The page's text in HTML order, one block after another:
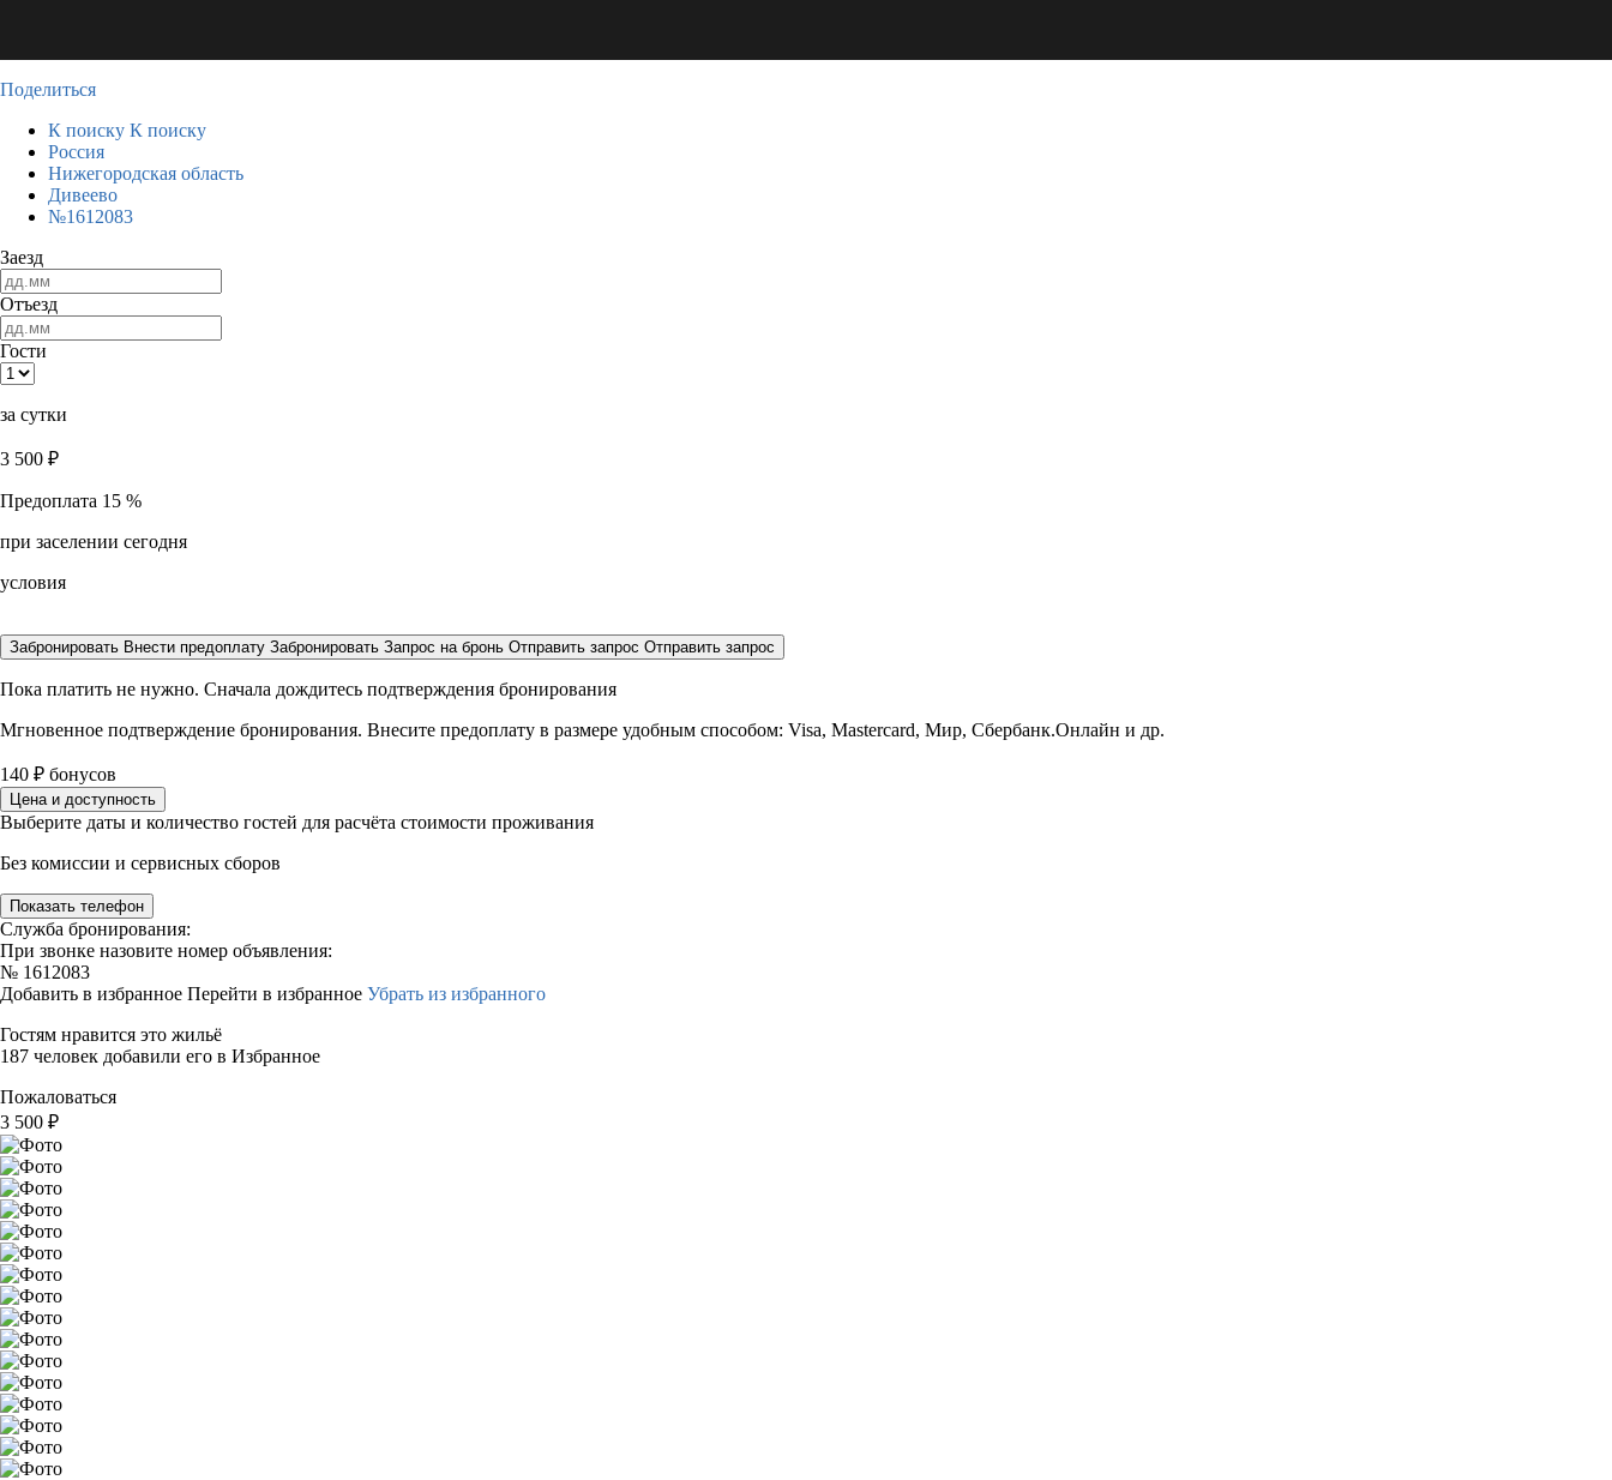
Поделиться
К поиску К поиску
Россия
Нижегородская область
Дивеево
№1612083
Заезд
Отъезд
Гости
за сутки
3 500 ₽
Предоплата 15 %
при заселении сегодня
условия
Забронировать Внести предоплату Забронировать Запрос на бронь Отправить запрос Отправить запрос
Пока платить не нужно. Сначала дождитесь подтверждения бронирования
Мгновенное подтверждение бронирования. Внесите предоплату в размере удобным способом: Visa, Mastercard, Мир, Сбербанк.Онлайн и др.
140 ₽ бонусов
Цена и доступность
Выберите даты и количество гостей для расчёта стоимости проживания
Без комиссии и сервисных сборов
Показать телефон
Служба бронирования:
При звонке назовите номер объявления:
№ 1612083
Добавить в избранное Перейти в избранное Убрать из избранного
Гостям нравится это жильё
187 человек добавили его в Избранное
Пожаловаться
3 500 ₽